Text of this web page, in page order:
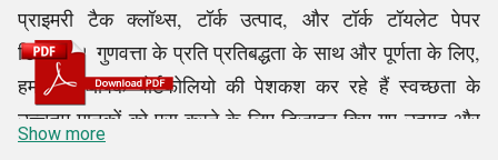
प्राइमरी टैक क्लॉथ्स, टॉर्क उत्पाद, और टॉर्क टॉयलेट पेपर
डिस्पेंसर। गुणवत्ता के प्रति प्रतिबद्धता के साथ और पूर्णता के लिए,
हम एक व्यापक पोर्टफोलियो की पेशकश कर रहे हैं स्वच्छता के
उच्चतम मानकों को पूरा करने के लिए डिज़ाइन किए गए उत्पाद और
Show more